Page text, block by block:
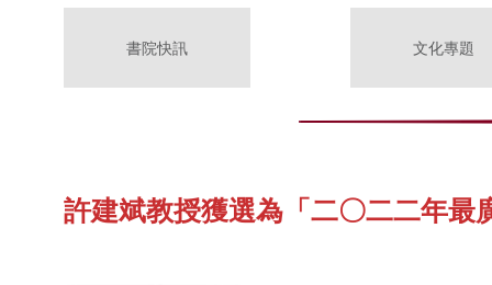
書院快訊 文化專題
許建斌教授獲選為「二〇二二年最